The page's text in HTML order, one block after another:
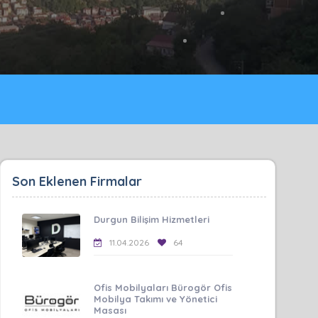
Son Eklenen Firmalar
Durgun Bilişim Hizmetleri
11.04.2026 64
Ofis Mobilyaları Bürogör Ofis
Mobilya Takımı ve Yönetici
Masası